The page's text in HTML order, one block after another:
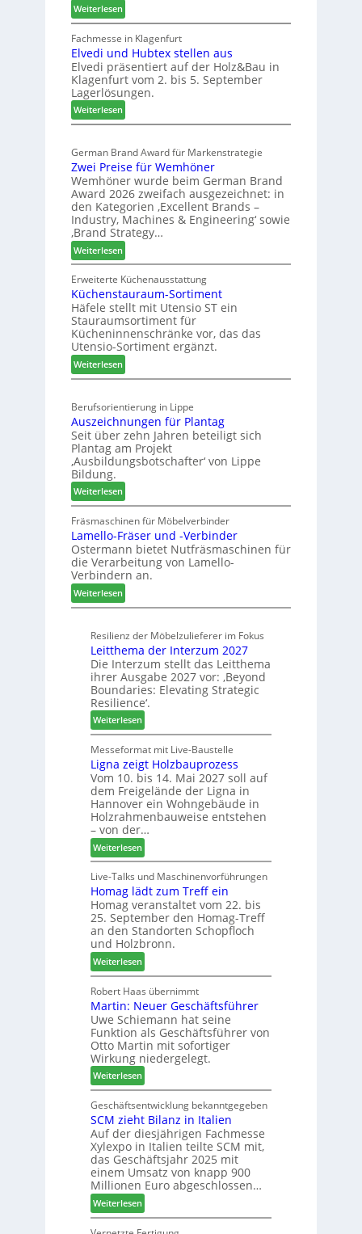
c
h
a
b
i
l
e
e
c
h
ä
f
t
a
h
r
Weiterlesen:
W
e
i
n
i
g
p
a
s
t
F
ü
h
r
u
n
a
n
Fachmesse in Klagenfurt
Elvedi und Hubtex stellen aus
Elvedi präsentiert auf der Holz&Bau in
Klagenfurt vom 2. bis 5. September
Lagerlösungen.
Weiterlesen:
E
v
e
d
i
u
n
d
H
u
b
t
e
x
s
t
e
e
n
a
u
German Brand Award für Markenstrategie
Zwei Preise für Wemhöner
Wemhöner wurde beim German Brand
Award 2026 zweifach ausgezeichnet: in
den Kategorien ‚Excellent Brands –
Industry, Machines & Engineering‘ sowie
‚Brand Strategy…
Weiterlesen:
Z
w
e
i
P
r
e
i
s
f
ü
r
W
e
m
h
ö
n
e
r
Erweiterte Küchenausstattung
Küchenstauraum-Sortiment
Häfele stellt mit Utensio ST ein
Stauraumsortiment für
Kücheninnenschränke vor, das das
Utensio-Sortiment ergänzt.
Weiterlesen:
K
c
h
e
n
s
t
a
u
r
a
u
m
-
S
o
t
i
m
e
n
t
Berufsorientierung in Lippe
Auszeichnungen für Plantag
Seit über zehn Jahren beteiligt sich
Plantag am Projekt
‚Ausbildungsbotschafter‘ von Lippe
Bildung.
Weiterlesen:
A
u
s
z
e
i
c
h
u
n
g
e
n
f
ü
r
P
l
a
n
t
a
g
Fräsmaschinen für Möbelverbinder
Lamello-Fräser und -Verbinder
Ostermann bietet Nutfräsmaschinen für
die Verarbeitung von Lamello-
Verbindern an.
Weiterlesen:
L
m
e
l
l
o
-
F
r
ä
s
e
r
u
n
d
-
e
r
b
i
n
d
e
Resilienz der Möbelzulieferer im Fokus
Leitthema der Interzum 2027
Die Interzum stellt das Leitthema
ihrer Ausgabe 2027 vor: ‚Beyond
Boundaries: Elevating Strategic
Resilience‘.
Weiterlesen:
L
e
i
t
t
h
e
m
a
d
e
r
I
n
t
e
r
z
u
m
2
0
2
7
Messeformat mit Live-Baustelle
Ligna zeigt Holzbauprozess
Vom 10. bis 14. Mai 2027 soll auf
dem Freigelände der Ligna in
Hannover ein Wohngebäude in
Holzrahmenbauweise entstehen
– von der…
Weiterlesen:
L
i
g
n
a
z
e
i
g
t
H
o
l
z
b
a
u
p
r
o
z
e
s
s
Live-Talks und Maschinenvorführungen
Homag lädt zum Treff ein
Homag veranstaltet vom 22. bis
25. September den Homag-Treff
an den Standorten Schopfloch
und Holzbronn.
Weiterlesen:
H
o
m
a
g
l
ä
d
t
z
u
m
T
r
e
f
f
e
Robert Haas übernimmt
Martin: Neuer Geschäftsführer
Uwe Schiemann hat seine
Funktion als Geschäftsführer von
Otto Martin mit sofortiger
Wirkung niedergelegt.
Weiterlesen:
M
a
r
t
i
n
:
N
e
u
Geschäftsentwicklung bekanntgegeben
SCM zieht Bilanz in Italien
Auf der diesjährigen Fachmesse
Xylexpo in Italien teilte SCM mit,
das Geschäftsjahr 2025 mit
einem Umsatz von knapp 900
Millionen Euro abgeschlossen…
Weiterlesen:
S
C